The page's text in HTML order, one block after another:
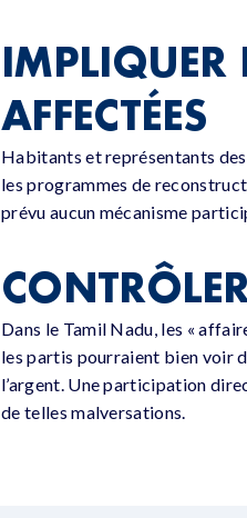
IMPLIQUER
AFFECTÉES
Habitants et représentants
les programmes de
prévu aucun mécanisme
Dans le Tamil Nadu, les «
les partis pourraient bien voir
l’argent. Une participation
de telles malversations.